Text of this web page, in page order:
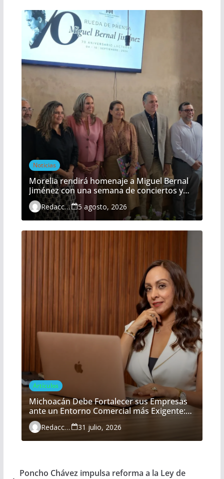
Noticias
Morelia rendirá homenaje a Miguel Bernal
Jiménez con una semana de conciertos y
actividades gratuitas
Redacción 5 agosto, 2026
Artículos
Michoacán Debe Fortalecer sus Empresas
ante un Entorno Comercial más Exigente:
María Belém Morón
Redacción 31 julio, 2026
Poncho Chávez impulsa reforma a la Ley de